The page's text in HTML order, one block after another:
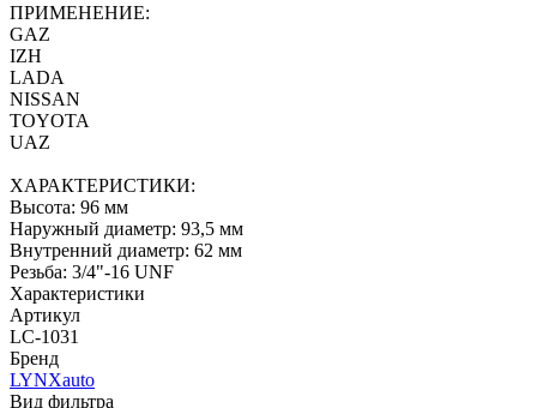
ПРИМЕНЕНИЕ:
GAZ
IZH
LADA
NISSAN
TOYOTA
UAZ
ХАРАКТЕРИСТИКИ:
Высота: 96 мм
Наружный диаметр: 93,5 мм
Внутренний диаметр: 62 мм
Резьба: 3/4"-16 UNF
Характеристики
Артикул
LC-1031
Бренд
LYNXauto
Вид фильтра